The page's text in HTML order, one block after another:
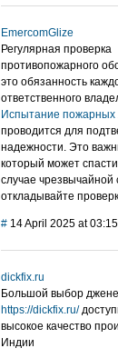
EmercomGlize
Регулярная проверка
противопожарного
это обязанность
ответственного
Испытание пожарных
проводится для
надежности. Это
который может
случае чрезвычайной
откладывайте
# 14 April 2025 at 03:15
dickfix.ru
Большой выбор
https://dickfix.ru/
высокое качество
Индии